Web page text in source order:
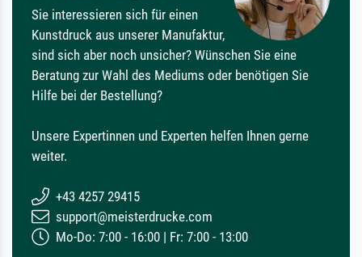
Sie interessieren sich für einen
Kunstdruck aus unserer Manufaktur,
sind sich aber noch unsicher? Wünschen Sie eine
Beratung zur Wahl des Mediums oder benötigen Sie
Hilfe bei der Bestellung?
Unsere Expertinnen und Experten helfen Ihnen gerne
weiter.
+43 4257 29415
support@meisterdrucke.com
Mo-Do: 7:00 - 16:00 | Fr: 7:00 - 13:00